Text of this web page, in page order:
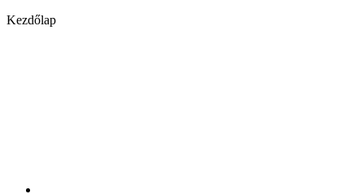
Kezdőlap